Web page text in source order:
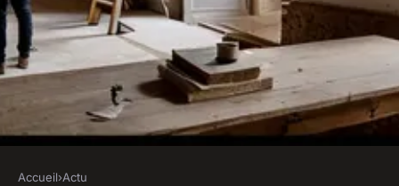
Accueil›Actu